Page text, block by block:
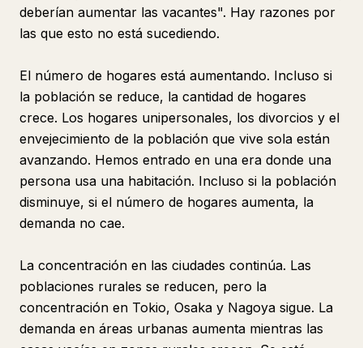
deberían aumentar las vacantes". Hay razones por
las que esto no está sucediendo.
El número de hogares está aumentando. Incluso si
la población se reduce, la cantidad de hogares
crece. Los hogares unipersonales, los divorcios y el
envejecimiento de la población que vive sola están
avanzando. Hemos entrado en una era donde una
persona usa una habitación. Incluso si la población
disminuye, si el número de hogares aumenta, la
demanda no cae.
La concentración en las ciudades continúa. Las
poblaciones rurales se reducen, pero la
concentración en Tokio, Osaka y Nagoya sigue. La
demanda en áreas urbanas aumenta mientras las